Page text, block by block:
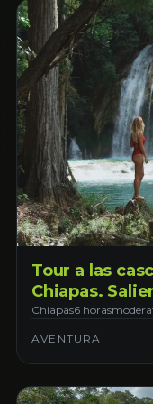
Tour a las
Chiapas.
Gutiérrez
Chiapas6 horas
AVENTURA